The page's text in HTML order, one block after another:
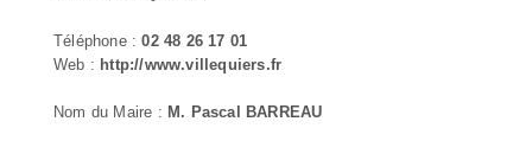
Téléphone :02 48 26 17 01
Web : http://www.villequiers.fr
Nom du Maire : M. Pascal BARREAU